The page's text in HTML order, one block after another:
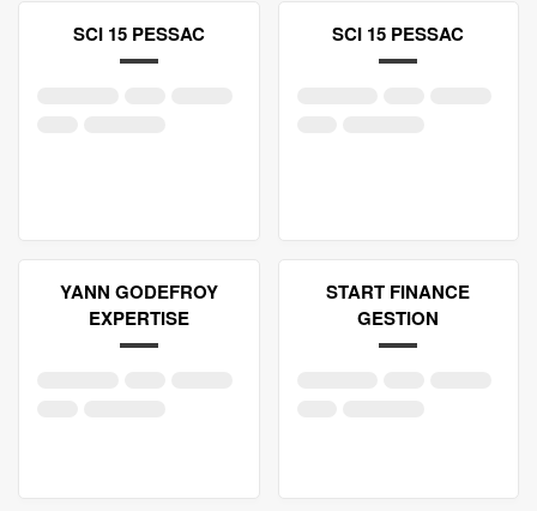
SCI 15 PESSAC SCI 15 PESSAC
YANN GODEFROY
EXPERTISE
START FINANCE
GESTION